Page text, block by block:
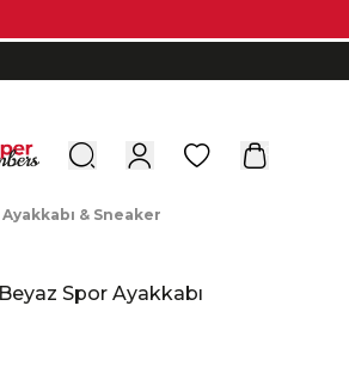
0
Ayakkabı & Sneaker
Spor Ayakkabı